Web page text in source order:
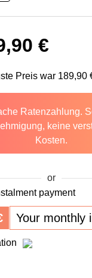
Preis war:
€
Preis war 189,90
Ratenzahlung.
keine
Kosten.
or
payment
Your monthly